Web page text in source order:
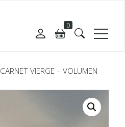
0
CARNET VIERGE – VOLUMEN